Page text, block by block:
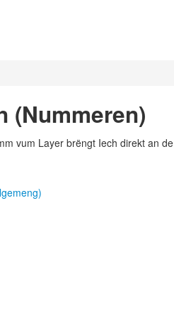
(Nummeren)
vum Layer brëngt Iech direkt an de